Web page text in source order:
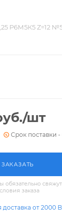
Р6М5К5 Z=12
/шт
Срок поставки -
ЗАКАЗАТЬ
заказа
доставка от 2000